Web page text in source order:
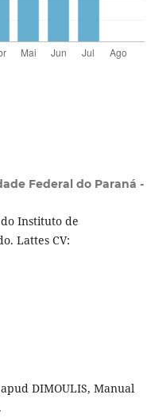
Federal do Paraná -
Instituto de
Lattes CV:
DIMOULIS, Manual